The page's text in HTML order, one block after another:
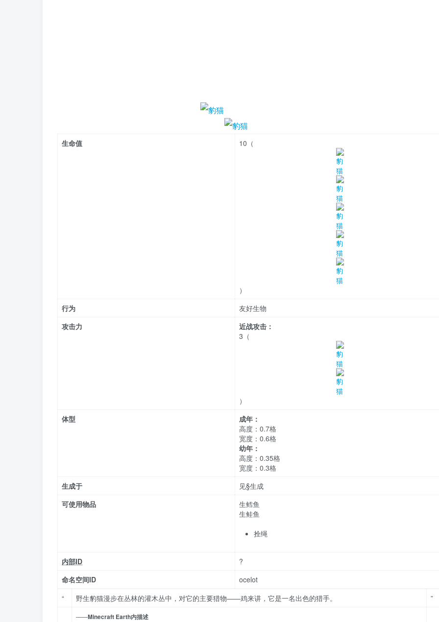
生命值 10（
）
行为
友好生物
攻击力
近战攻击：
3（
）
体型
成年：
高度：0.7格
宽度：0.6格
幼年：
高度：0.35格
宽度：0.3格
生成于
见§生成
可使用物品
生鳕鱼
生鲑鱼
拴绳
内部ID
?
命名空间ID
ocelot
“
野生豹猫漫步在丛林的灌木丛中，对它的主要猎物——鸡来讲，它是一名出色的猎手。 ”
——Minecraft Earth内描述